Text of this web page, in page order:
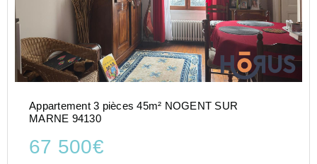
Appartement 3 pièces 45m² NOGENT SUR
MARNE 94130
67 500€